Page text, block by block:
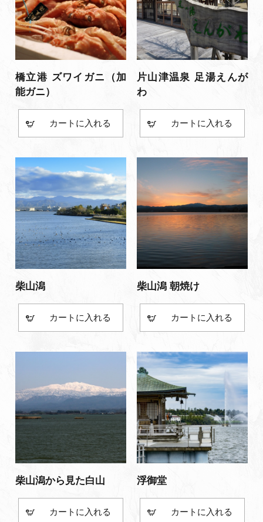
橋立港 ズワイガニ（加
能ガニ）
カート
片山津温泉 足湯えんが
わ
カート
柴山潟
カート
柴山潟 朝焼け
カート
柴山潟から見た白山
カート
浮御堂
カート